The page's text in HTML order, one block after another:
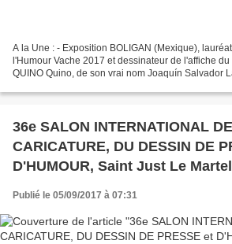
A la Une : - Exposition BOLIGAN (Mexique),
l'Humour Vache 2017 et dessinateur de l'affiche
QUINO Quino, de son vrai nom Joaquín Salvador
36e SALON INTERNATIONAL
CARICATURE, DU DESSIN DE
D'HUMOUR, Saint Just Le
Publié le 05/09/2017 à 07:31